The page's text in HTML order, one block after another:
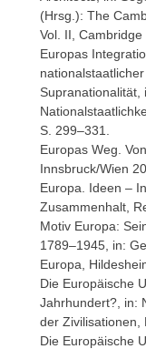
(Hrsg.): The
Vol. II, Cambridge
Europas
Supranationalität,
S. 299–331.
Europas Weg.
Innsbruck/Wien
Europa. Ideen –
Zusammenhalt,
Motiv Europa:
1789–1945, in:
Europa,
Die Europäische
Jahrhundert?, in:
der Zivilisationen,
Die Europäische